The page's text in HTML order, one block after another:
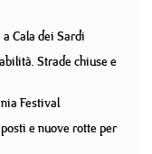
Cala dei Sardi
Strade chiuse e
Festival
e nuove rotte per